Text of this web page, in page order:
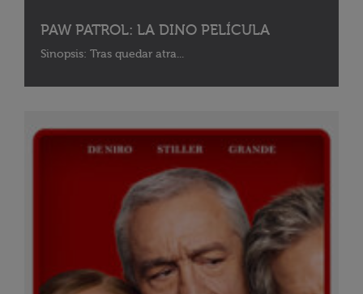
PAW PATROL: LA DINO PELÍCULA
Sinopsis: Tras quedar atra...